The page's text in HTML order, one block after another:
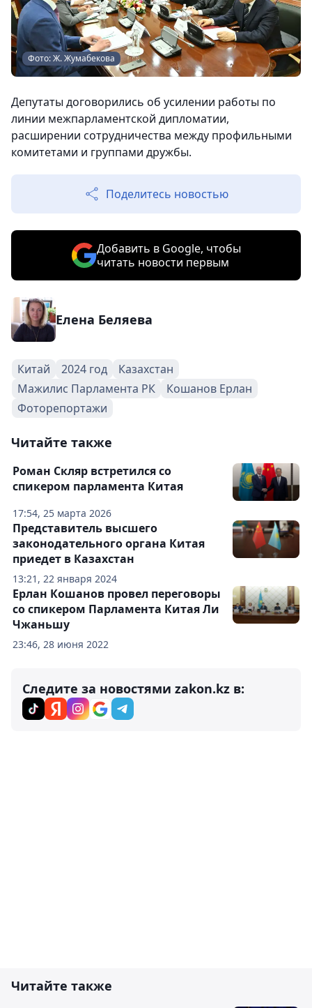
Фото: Ж. Жумабекова
Депутаты договорились об усилении работы по
линии межпарламентской дипломатии,
расширении сотрудничества между профильными
комитетами и группами дружбы.
Поделитесь новостью
Добавить в Google, чтобы
читать новости первым
Елена Беляева
Китай 2024 год
Казахстан
Мажилис Парламента РК
Кошанов Ерлан
Фоторепортажи
Читайте также
17:54, 25 марта 2026
Роман Скляр встретился со
спикером парламента Китая
13:21, 22 января 2024
Представитель высшего
законодательного органа Китая
приедет в Казахстан
23:46, 28 июня 2022
Ерлан Кошанов провел переговоры
со спикером Парламента Китая Ли
Чжаньшу
Следите за новостями zakon.kz в:
Читайте также